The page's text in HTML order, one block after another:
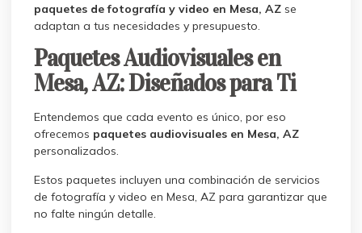
paquetes de fotografía y video en Mesa, AZ se
adaptan a tus necesidades y presupuesto.
Paquetes Audiovisuales en
Mesa, AZ: Diseñados para Ti
Entendemos que cada evento es único, por eso
ofrecemos paquetes audiovisuales en Mesa, AZ
personalizados.
Estos paquetes incluyen una combinación de servicios
de fotografía y video en Mesa, AZ para garantizar que
no falte ningún detalle.